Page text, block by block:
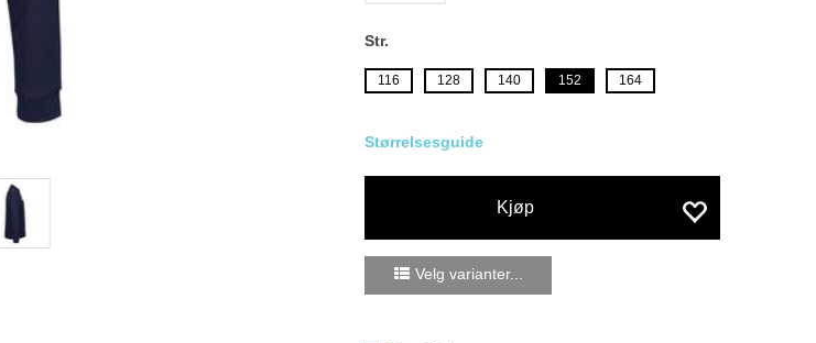
Str.
116 128 140 152 164
Størrelsesguide
Kjøp
Velg varianter...